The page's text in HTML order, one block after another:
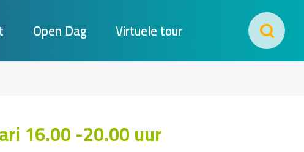
Open Dag Virtuele tour
16.00 -20.00 uur